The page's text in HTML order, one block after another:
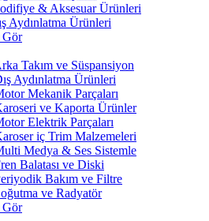
& Aksesuar Ürünleri
Aydınlatma Ürünleri
Gör
Takım ve Süspansiyon
Aydınlatma Ürünleri
Mekanik Parçaları
ve Kaporta Ürünler
Elektrik Parçaları
iç Trim Malzemeleri
Medya & Ses Sistemle
Balatası ve Diski
Bakım ve Filtre
ve Radyatör
Gör